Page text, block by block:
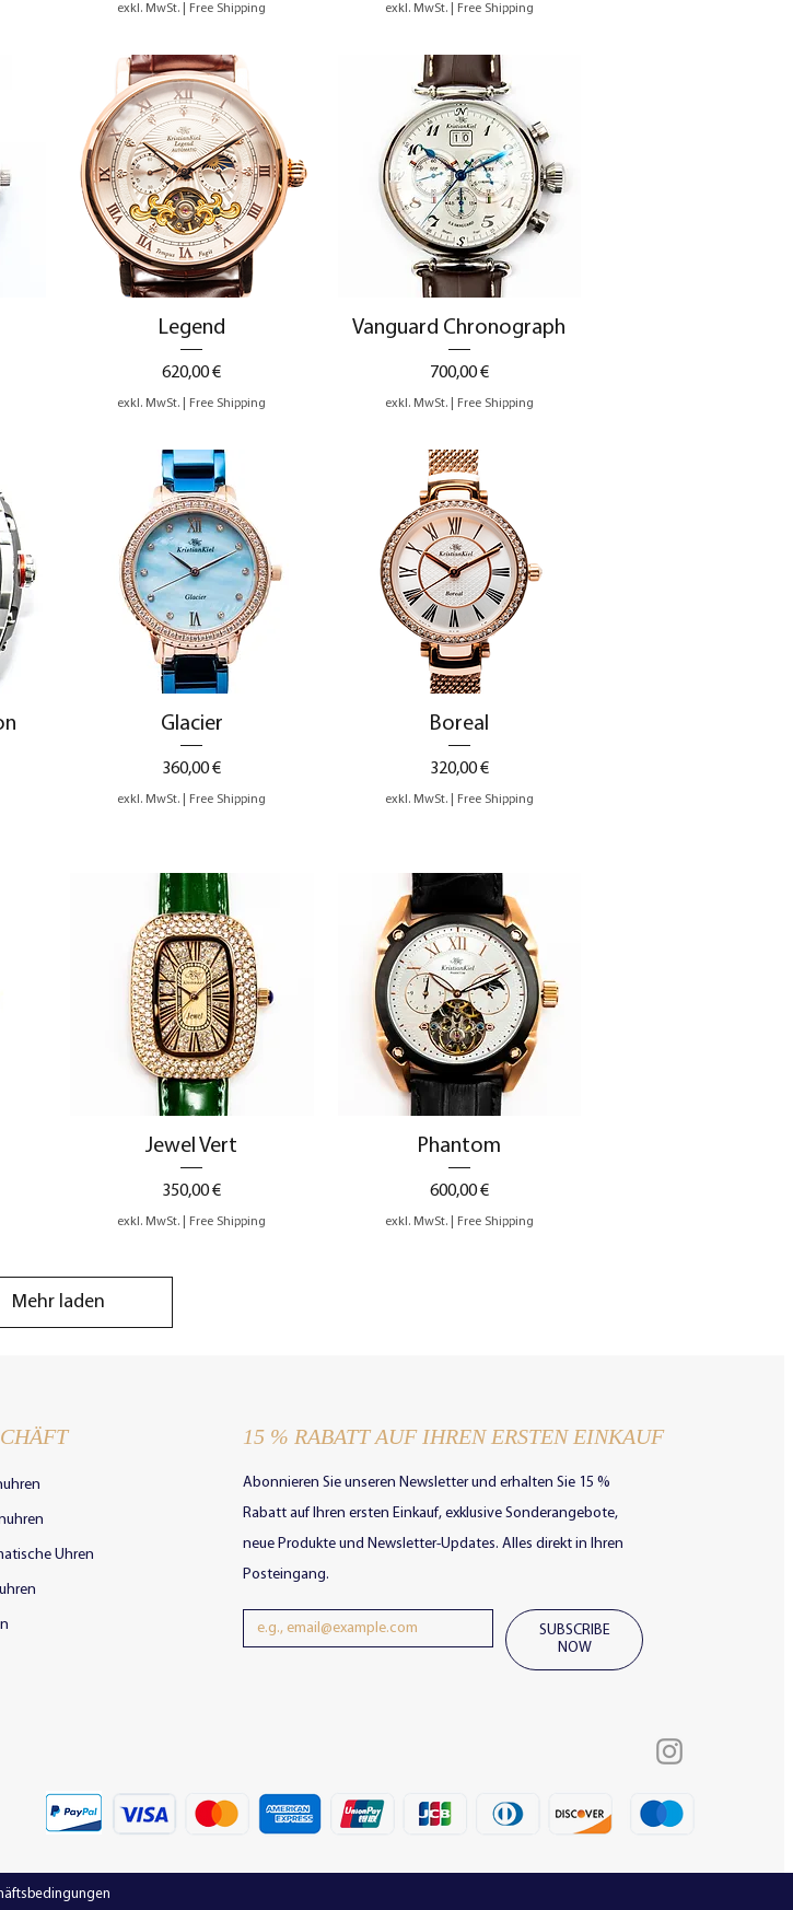
exkl. MwSt. Free Shipping exkl. MwSt.| Free Shipping
Schnellansicht
Legend
Preis
620,00 €
exkl. MwSt. Free Shipping
Schnellansicht
Vanguard Chronograph
Preis
700,00 €
exkl. MwSt.| Free Shipping
Schnellansicht
Glacier
Preis
360,00 €
exkl. MwSt. Free Shipping
Schnellansicht
Boreal
Preis
320,00 €
exkl. MwSt.| Free Shipping
Schnellansicht
Jewel Vert
Preis
350,00 €
exkl. MwSt. Free Shipping
Schnellansicht
Phantom
Preis
600,00 €
exkl. MwSt.| Free Shipping
Mehr laden
Uhren
15 % RABATT AUF IHREN ERSTEN EINKAUF
Abonnieren Sie unseren Newsletter und erhalten Sie 15 %
Rabatt auf Ihren ersten Einkauf, exklusive Sonderangebote,
neue Produkte und Newsletter-Updates. Alles direkt in Ihren
Posteingang.
SUBSCRIBE
NOW